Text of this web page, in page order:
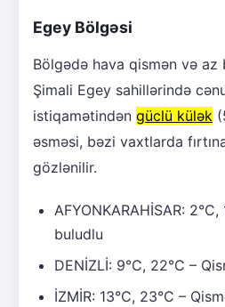
Egey Bölgəsi
Bölgədə hava qismən və az
Şimali Egey sahillərində
istiqamətindən güclü külək
əsməsi, bəzi vaxtlarda
gözlənilir.
AFYONKARAHİSAR:
buludlu
DENİZLİ: 9°C, 22°C –
İZMİR: 13°C, 23°C –